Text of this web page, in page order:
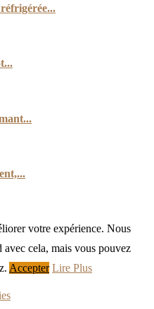
votre expérience. Nous
avec cela, mais vous pouvez
Accepter Lire Plus